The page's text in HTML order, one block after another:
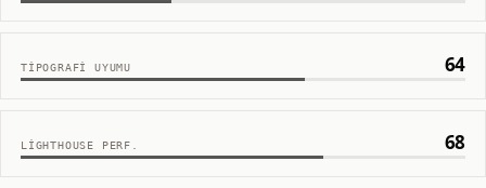
TIPOGRAFI UYUMU 64
LIGHTHOUSE PERF. 68